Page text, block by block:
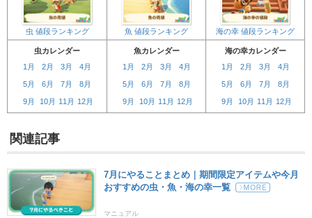
虫 値段ランキング 魚 値段ランキング 海の幸 値段ランキング
虫カレンダー
1月
2月 3月 4月
5月 6月 7月 8月
9月 10月 11月 12月
魚カレンダー
1月
2月 3月 4月
5月 6月 7月 8月
9月 10月 11月 12月
海の幸カレンダー
1月
2月 3月 4月
5月 6月 7月 8月
9月 10月 11月 12月
関連記事
7月にやることまとめ｜期間限定アイテムや今月
おすすめの虫・魚・海の幸一覧
マニュアル